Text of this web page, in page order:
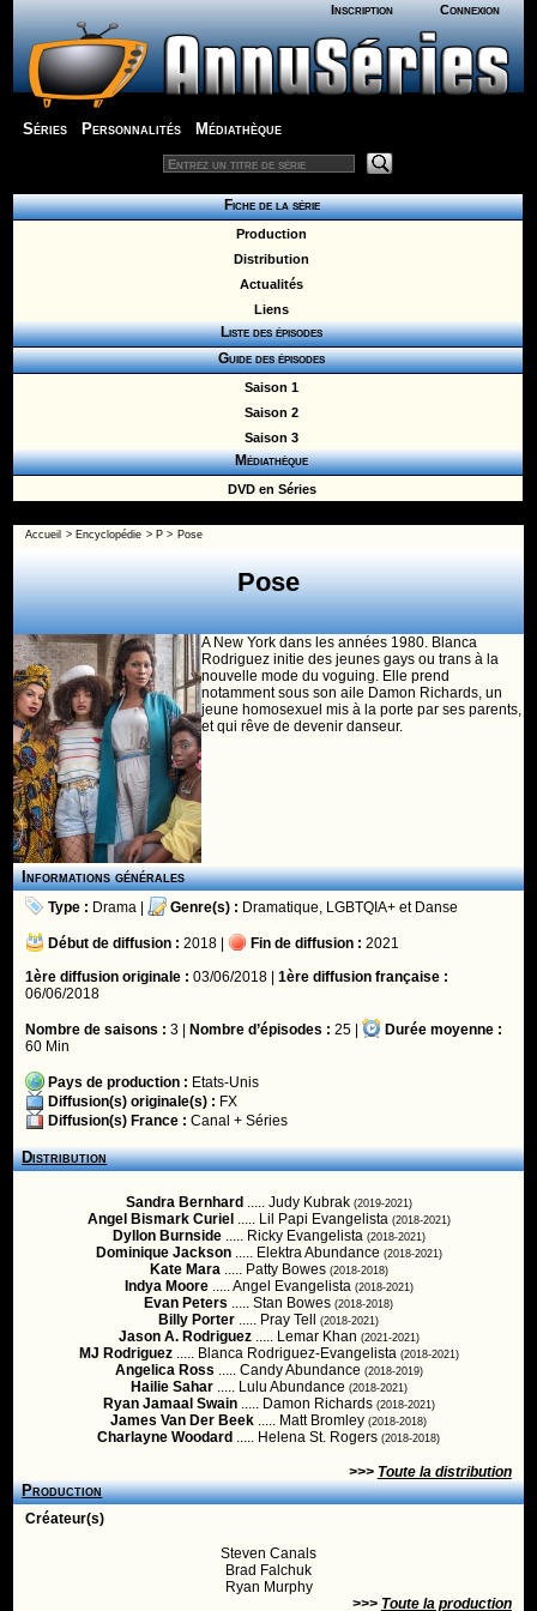
Inscription Connexion
Séries Personnalités Médiathèque
Fiche de la série
Production
Distribution
Actualités
Liens
Liste des épisodes
Guide des épisodes
Saison 1
Saison 2
Saison 3
Médiathèque
DVD en Séries
Accueil > Encyclopédie > P > Pose
Pose
A New York dans les années 1980. Blanca
Rodriguez initie des jeunes gays ou trans à la
nouvelle mode du voguing. Elle prend
notamment sous son aile Damon Richards, un
jeune homosexuel mis à la porte par ses parents,
et qui rêve de devenir danseur.
Informations générales
Type : Drama | Genre(s) : Dramatique, LGBTQIA+ et Danse
Début de diffusion : 2018 | Fin de diffusion : 2021
1ère diffusion originale : 03/06/2018 |1ère diffusion française :
06/06/2018
Nombre de saisons : 3 | Nombre d’épisodes : 25 |
Durée moyenne :
60 Min
Pays de production : Etats-Unis
Diffusion(s) originale(s) : FX
Diffusion(s) France : Canal + Séries
Distribution
Sandra Bernhard ..... Judy Kubrak (2019-2021)
Angel Bismark Curiel ..... Lil Papi Evangelista (2018-2021)
Dyllon Burnside..... Ricky Evangelista (2018-2021)
Dominique Jackson..... Elektra Abundance (2018-2021)
Kate Mara..... Patty Bowes (2018-2018)
Indya Moore..... Angel Evangelista (2018-2021)
Evan Peters ..... Stan Bowes (2018-2018)
Billy Porter ..... Pray Tell (2018-2021)
Jason A. Rodriguez..... Lemar Khan (2021-2021)
MJ Rodriguez..... Blanca Rodriguez-Evangelista (2018-2021)
Angelica Ross ..... Candy Abundance (2018-2019)
Hailie Sahar..... Lulu Abundance (2018-2021)
Ryan Jamaal Swain..... Damon Richards (2018-2021)
James Van Der Beek ..... Matt Bromley (2018-2018)
Charlayne Woodard ..... Helena St. Rogers (2018-2018)
>>> Toute la distribution
Production
Créateur(s)
Steven Canals
Brad Falchuk
Ryan Murphy
>>> Toute la production